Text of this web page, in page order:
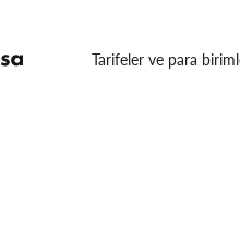
Tarifeler ve para